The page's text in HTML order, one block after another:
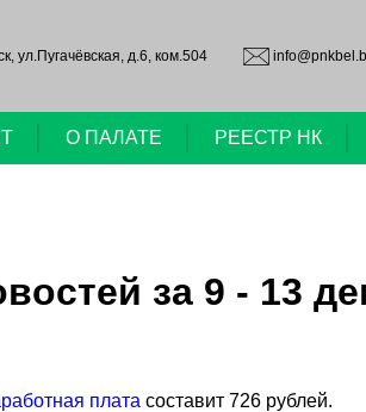
ул.Пугачёвская, д.6, ком.504
О ПАЛАТЕ РЕЕСТР НК
за 9 - 13
плата составит 726 рублей.